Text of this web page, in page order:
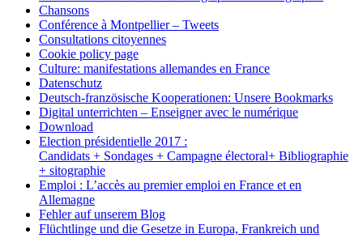
Chansons
Conférence à Montpellier – Tweets
Consultations citoyennes
Cookie policy page
Culture: manifestations allemandes en France
Datenschutz
Deutsch-französische Kooperationen: Unsere Bookmarks
Digital unterrichten – Enseigner avec le numérique
Download
Election présidentielle 2017 :
Candidats + Sondages + Campagne électoral+ Bibliographie
+ sitographie
Emploi : L’accès au premier emploi en France et en
Allemagne
Fehler auf unserem Blog
Flüchtlinge und die Gesetze in Europa, Frankreich und